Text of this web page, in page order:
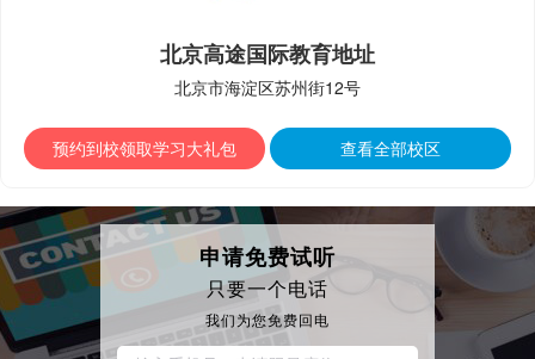
北京高途国际教育地址
北京市海淀区苏州街12号
预约到校领取学习大礼包 查看全部校区
申请免费试听
只要一个电话
我们为您免费回电